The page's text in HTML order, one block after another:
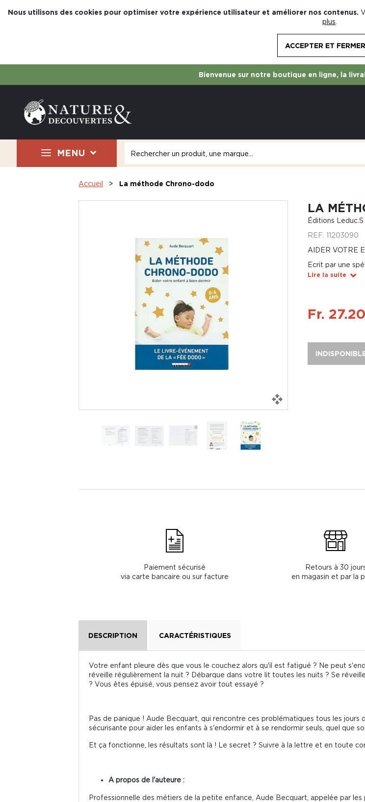
Nous utilisons des cookies pour optimiser votre expérience utilisateur et améliorer nos contenus.
plus
ACCEPTER ET FERMER
Bienvenue sur notre boutique en ligne, la
MENU
Accueil La méthode Chrono-dodo
LA
Éditions Leduc.S
REF. 11203090
AIDER VOTRE
Ecrit par une
Lire la suite
Fr. 27.20
Paiement sécurisé
via carte bancaire ou sur facture
Retours à 30
en magasin et par la
DESCRIPTION CARACTÉRISTIQUES
Votre enfant pleure dès que vous le couchez alors qu'il est fatigué ? Ne peut
réveille régulièrement la nuit ? Débarque dans votre lit toutes les nuits ? Se
? Vous êtes épuisé, vous pensez avoir tout essayé ?
Pas de panique ! Aude Becquart, qui rencontre ces problématiques tous les
sécurisante pour aider les enfants à s'endormir et à se rendormir seuls, quel que
Et ça fonctionne, les résultats sont là ! Le secret ? Suivre à la lettre et en toute
A propos de l'auteure :
Professionnelle des métiers de la petite enfance, Aude Becquart, appelée par